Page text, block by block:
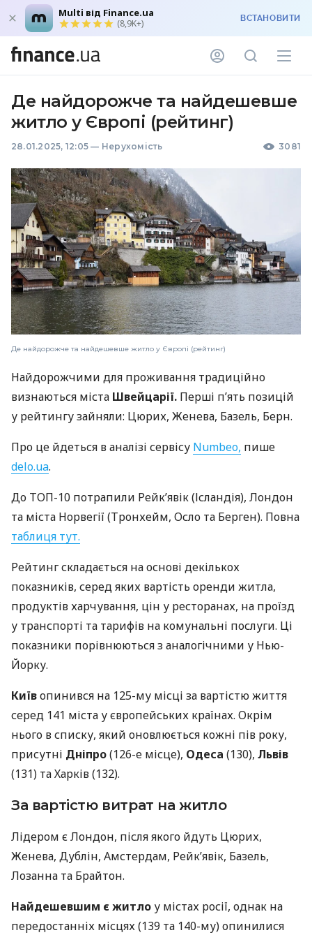
Multi від Finance.ua
(8,9K+) ВСТАНОВИТИ
Де найдорожче та найдешевше
житло у Європі (рейтинг)
28.01.2025, 12:05 — Нерухомість 3081
Де найдорожче та найдешевше житло у Європі (рейтинг)
Найдорожчими для проживання традиційно
визнаються міста Швейцарії. Перші п’ять позицій
у рейтингу зайняли: Цюрих, Женева, Базель, Берн.
Про це йдеться в аналізі сервісу Numbeo, пише
delo.ua.
До ТОП-10 потрапили Рейк’явік (Ісландія), Лондон
та міста Норвегії (Тронхейм, Осло та Берген). Повна
таблиця тут.
Рейтинг складається на основі декількох
показників, серед яких вартість оренди житла,
продуктів харчування, цін у ресторанах, на проїзд
у транспорті та тарифів на комунальні послуги. Ці
показники порівнюються з аналогічними у Нью-
Йорку.
Київопинився на 125-му місці за вартістю життя
серед 141 міста у європейських країнах. Окрім
нього в списку, який оновлюється кожні пів року,
присутні Дніпро(126-е місце), Одеса (130), Львів
(131) та Харків (132).
За вартістю витрат на житло
Лідером є Лондон, після якого йдуть Цюрих,
Женева, Дублін, Амстердам, Рейк’явік, Базель,
Лозанна та Брайтон.
Найдешевшим є житло у містах росії, однак на
передостанніх місцях (139 та 140-му) опинилися